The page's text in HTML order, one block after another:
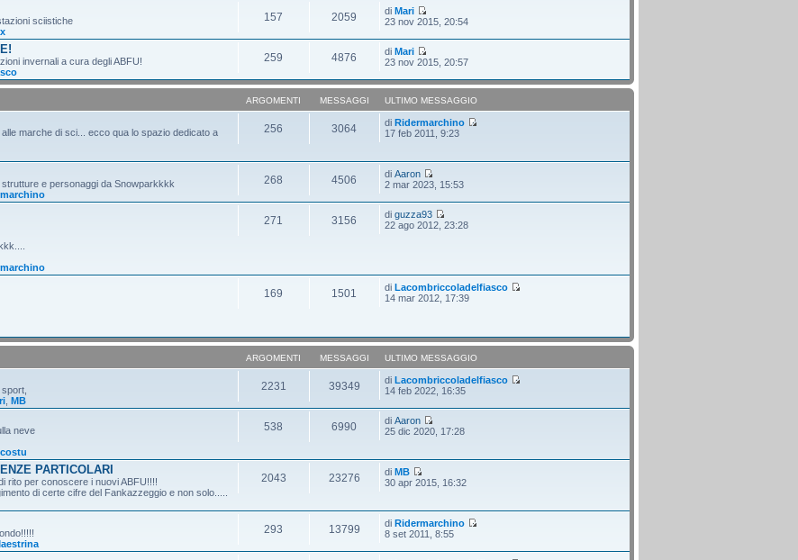
sciistiche
157 2059 diMari
23 nov 2015, 20:54
invernali a cura degli ABFU!
259 4876 diMari
23 nov 2015, 20:57
ARGOMENTI MESSAGGI ULTIMO MESSAGGIO
marche di sci... ecco qua lo spazio dedicato a
256 3064 diRidermarchino
17 feb 2011, 9:23
e personaggi da Snowparkkkk
268 4506 diAaron
2 mar 2023, 15:53
271 3156 diguzza93
22 ago 2012, 23:28
169 1501 diLacombriccoladelfiasco
14 mar 2012, 17:39
ARGOMENTI MESSAGGI ULTIMO MESSAGGIO
MB
2231 39349 diLacombriccoladelfiasco
14 feb 2022, 16:35
neve
538 6990 diAaron
25 dic 2020, 17:28
PARTICOLARI
rito per conoscere i nuovi ABFU!!!!
di certe cifre del Fankazzeggio e non solo.....
2043 23276 diMB
30 apr 2015, 16:32
293 13799 diRidermarchino
8 set 2011, 8:55